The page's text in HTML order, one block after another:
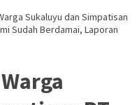
Sukaluyu dan Simpatisan
Sudah Berdamai, Laporan